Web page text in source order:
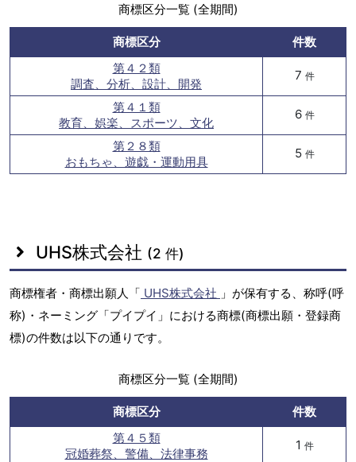
商標区分一覧 (全期間)
商標区分
件数
第４２類
調査、分析、設計、開発
7 件
第４１類
教育、娯楽、スポーツ、文化
6 件
第２８類
おもちゃ、遊戯・運動用具
5 件
UHS株式会社 (2 件)
商標権者・商標出願人「 UHS株式会社 」が保有する、称呼(呼
称)・ネーミング「プイプイ」における商標(商標出願・登録商
標)の件数は以下の通りです。
商標区分一覧 (全期間)
商標区分
件数
第４５類
冠婚葬祭、警備、法律事務
1 件